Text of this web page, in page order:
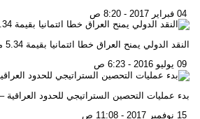
النقد الدولي يمنح العراق خطا ائتمانيا بقيمة 5.34 مليار دولار
بدء عمليات التحصين الستراتيجي للحدود العراقية